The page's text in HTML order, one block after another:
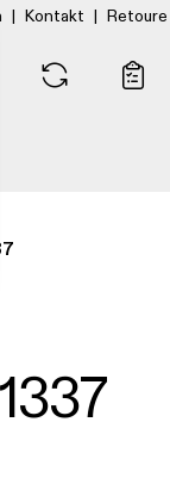
| Kontakt | Retoure